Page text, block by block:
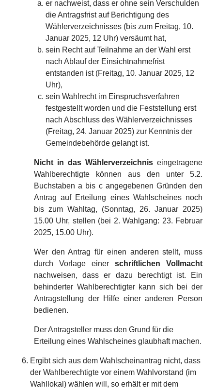
er nachweist, dass er ohne sein Verschulden
die Antragsfrist auf Berichtigung des
Wählerverzeichnisses (bis zum Freitag, 10.
Januar 2025, 12 Uhr) versäumt hat,
sein Recht auf Teilnahme an der Wahl erst
nach Ablauf der Einsichtnahmefrist
entstanden ist (Freitag, 10. Januar 2025, 12
Uhr),
sein Wahlrecht im Einspruchsverfahren
festgestellt worden und die Feststellung erst
nach Abschluss des Wählerverzeichnisses
(Freitag, 24. Januar 2025) zur Kenntnis der
Gemeindebehörde gelangt ist.
Nicht in das Wählerverzeichnis eingetragene
Wahlberechtigte können aus den unter 5.2.
Buchstaben a bis c angegebenen Gründen den
Antrag auf Erteilung eines Wahlscheines noch
bis zum Wahltag, (Sonntag, 26. Januar 2025)
15.00 Uhr, stellen (bei 2. Wahlgang: 23. Februar
2025, 15.00 Uhr).
Wer den Antrag für einen anderen stellt, muss
durch Vorlage einer schriftlichen Vollmacht
nachweisen, dass er dazu berechtigt ist. Ein
behinderter Wahlberechtigter kann sich bei der
Antragstellung der Hilfe einer anderen Person
bedienen.
Der Antragsteller muss den Grund für die
Erteilung eines Wahlscheines glaubhaft machen.
Ergibt sich aus dem Wahlscheinantrag nicht, dass
der Wahlberechtigte vor einem Wahlvorstand (im
Wahllokal) wählen will, so erhält er mit dem